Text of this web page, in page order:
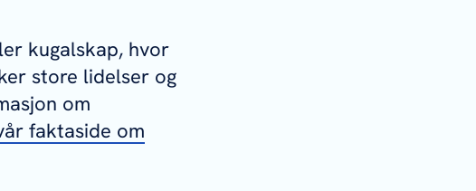
kugalskap, hvor
store lidelser og
om
faktaside om